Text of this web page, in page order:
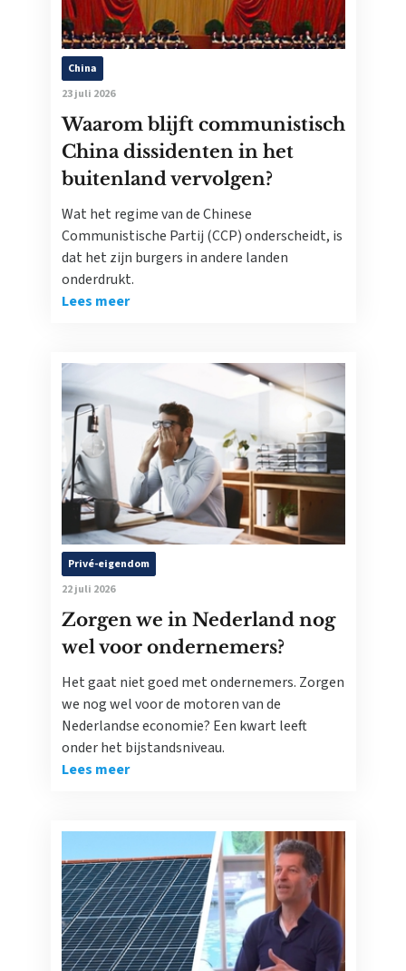
China
23 juli 2026
Waarom blijft communistisch
China dissidenten in het
buitenland vervolgen?
Wat het regime van de Chinese
Communistische Partij (CCP) onderscheidt, is
dat het zijn burgers in andere landen
onderdrukt.
Lees meer
Privé-eigendom
22 juli 2026
Zorgen we in Nederland nog
wel voor ondernemers?
Het gaat niet goed met ondernemers. Zorgen
we nog wel voor de motoren van de
Nederlandse economie? Een kwart leeft
onder het bijstandsniveau.
Lees meer